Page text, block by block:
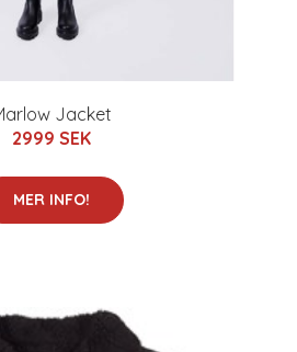
Jacket
2999 SEK
MER INFO!